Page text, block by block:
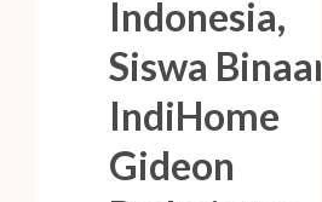
Indonesia,
Siswa Binaan
IndiHome
Gideon